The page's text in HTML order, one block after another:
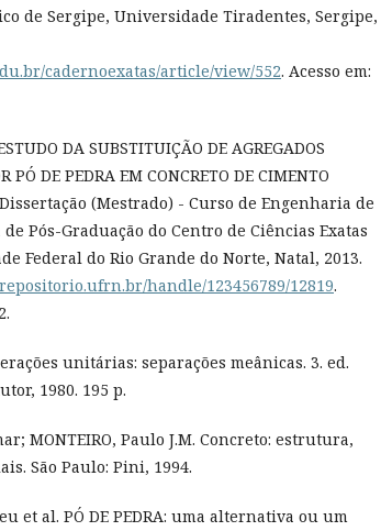
de Sergipe, Universidade Tiradentes, Sergipe,
cadernoexatas/article/view/552. Acesso em:
DA SUBSTITUIÇÃO DE AGREGADOS
PÓ DE PEDRA EM CONCRETO DE CIMENTO
Dissertação (Mestrado) - Curso de Engenharia de
Pós-Graduação do Centro de Ciências Exatas
Federal do Rio Grande do Norte, Natal, 2013.
handle/123456789/12819.
unitárias: separações meânicas. 3. ed.
1980. 195 p.
MONTEIRO, Paulo J.M. Concreto: estrutura,
São Paulo: Pini, 1994.
et al. PÓ DE PEDRA: uma alternativa ou um